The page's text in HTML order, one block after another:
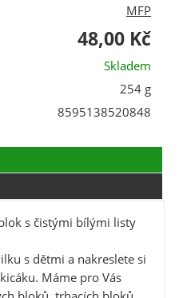
MFP
48,00 Kč
Skladem
254 g
8595138520848
s čistými bílými listy
s dětmi a nakreslete si
Máme pro Vás